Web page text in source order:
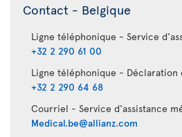
Contact - Belgique
Ligne téléphonique - Service
+32 2 290 61 00
Ligne téléphonique - Déclaration
+32 2 290 64 68
Courriel - Service d'assistance
Medical.be@allianz.com